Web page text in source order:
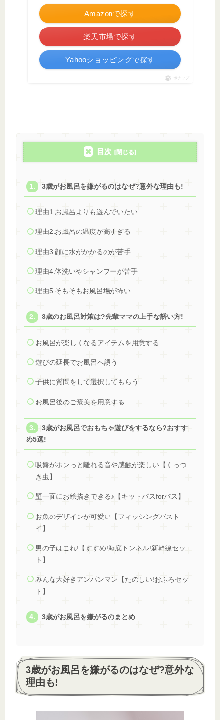
Amazonで探す
楽天市場で探す
Yahooショッピングで探す
ポチップ
目次
3歳がお風呂を嫌がるのはなぜ?意外な理由も!
理由1.お風呂よりも遊んでいたい
理由2.お風呂の温度が高すぎる
理由3.顔に水がかかるのが苦手
理由4.体洗いやシャンプーが苦手
理由5.そもそもお風呂場が怖い
3歳のお風呂対策は?先輩ママの上手な誘い方!
お風呂が楽しくなるアイテムを用意する
遊びの延長でお風呂へ誘う
子供に質問をして選択してもらう
お風呂後のご褒美を用意する
3歳がお風呂でおもちゃ遊びをするなら?おすす
め5選!
吸盤がポンっと離れる音や感触が楽しい【くっつ
き虫】
壁一面にお絵描きできる♪【キットパスforバス】
お魚のデザインが可愛い【フィッシングバスト
イ】
男の子はこれ!【すすめ!海底トンネル!新幹線セッ
ト】
みんな大好きアンパンマン【たのしい!おふろセッ
ト】
3歳がお風呂を嫌がるのまとめ
3歳がお風呂を嫌がるのはなぜ?意外な
理由も!